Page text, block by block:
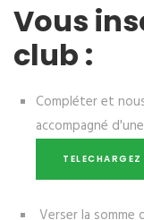
Vous
club :
Compléter et
accompagné
Verser la somme